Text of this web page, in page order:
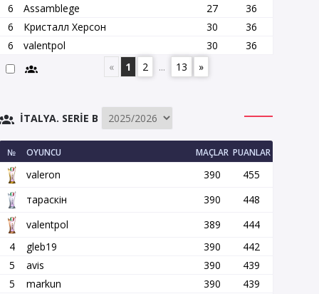
6
Assamblege 27
36
6
Кристалл Херсон 30
36
6
valentpol 30
36
«
1 2 ... 13 »
İTALYA. SERIE B
№ OYUNCU MAÇLAR PUANLAR
valeron 390
455
тараскін
390
448
valentpol
389
444
4
gleb19 390
442
5
avis 390
439
5
markun 390 439